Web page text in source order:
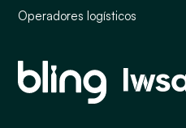
Operadores logísticos